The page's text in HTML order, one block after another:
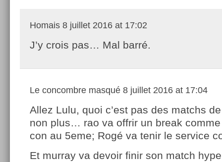
Homais 8 juillet 2016 at 17:02
J’y crois pas… Mal barré.
Le concombre masqué 8 juillet 2016 at 17:04
Allez Lulu, quoi c’est pas des matchs
non plus… rao va offrir un break
con au 5eme; Rogé va tenir le service
Et murray va devoir finir son match